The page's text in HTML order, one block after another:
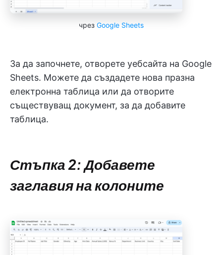
чрез Google Sheets
За да започнете, отворете уебсайта на Google
Sheets. Можете да създадете нова празна
електронна таблица или да отворите
съществуващ документ, за да добавите
таблица.
Стъпка 2: Добавете
заглавия на колоните